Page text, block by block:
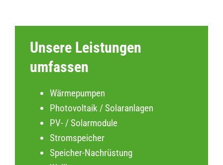
Unsere Leistungen
umfassen
Wärmepumpen
Photovoltaik / Solaranlagen
PV- / Solarmodule
Stromspeicher
Speicher-Nachrüstung